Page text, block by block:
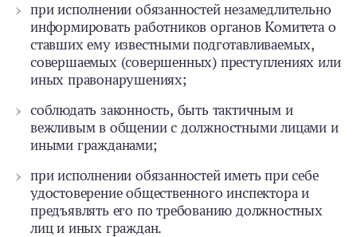
при исполнении обязанностей незамедлительно
информировать работников органов Комитета о
ставших ему известными подготавливаемых,
совершаемых (совершенных) преступлениях или
иных правонарушениях;
соблюдать законность, быть тактичным и
вежливым в общении с должностными лицами и
иными гражданами;
при исполнении обязанностей иметь при себе
удостоверение общественного инспектора и
предъявлять его по требованию должностных
лиц и иных граждан.